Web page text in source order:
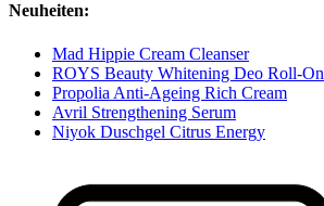
Neuheiten:
Mad Hippie Cream Cleanser
ROYS Beauty Whitening Deo Roll-On
Propolia Anti-Ageing Rich Cream
Avril Strengthening Serum
Niyok Duschgel Citrus Energy